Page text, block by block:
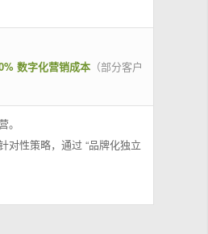
数字化营销成本 （部分客户
。
对性策略，通过 “品牌化独立